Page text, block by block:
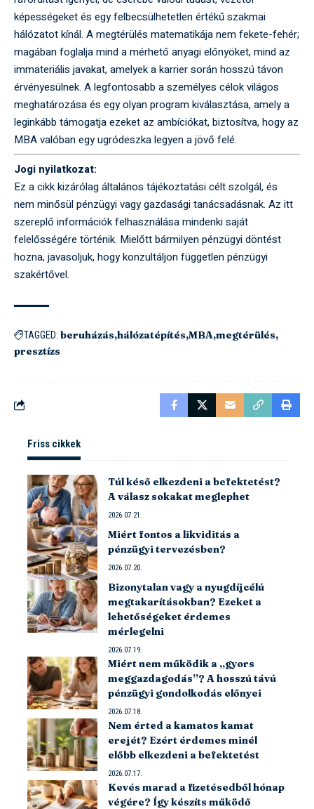
képességeket és egy felbecsülhetetlen értékű szakmai
hálózatot kínál. A megtérülés matematikája nem fekete-fehér;
magában foglalja mind a mérhető anyagi előnyöket, mind az
immateriális javakat, amelyek a karrier során hosszú távon
érvényesülnek. A legfontosabb a személyes célok világos
meghatározása és egy olyan program kiválasztása, amely a
leginkább támogatja ezeket az ambíciókat, biztosítva, hogy az
MBA valóban egy ugródeszka legyen a jövő felé.
Jogi nyilatkozat:
Ez a cikk kizárólag általános tájékoztatási célt szolgál, és
nem minősül pénzügyi vagy gazdasági tanácsadásnak. Az itt
szereplő információk felhasználása mindenki saját
felelősségére történik. Mielőtt bármilyen pénzügyi döntést
hozna, javasoljuk, hogy konzultáljon független pénzügyi
szakértővel.
TAGGED: beruházás hálózatépítés MBA megtérülés
presztízs
Friss cikkek
Túl késő elkezdeni a befektetést?
A válasz sokakat meglephet
2026.07.21.
Miért fontos a likviditás a
pénzügyi tervezésben?
2026.07.20.
Bizonytalan vagy a nyugdíjcélú
megtakarításokban? Ezeket a
lehetőségeket érdemes
mérlegelni
2026.07.19.
Miért nem működik a „gyors
meggazdagodás”? A hosszú távú
pénzügyi gondolkodás előnyei
2026.07.18.
Nem érted a kamatos kamat
erejét? Ezért érdemes minél
előbb elkezdeni a befektetést
2026.07.17.
Kevés marad a fizetésedből hónap
végére? Így készíts működő